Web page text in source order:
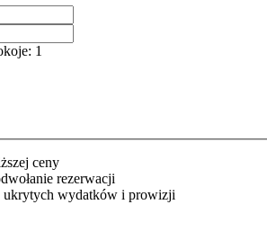
1
ceny
rezerwacji
ukrytych wydatków i prowizji